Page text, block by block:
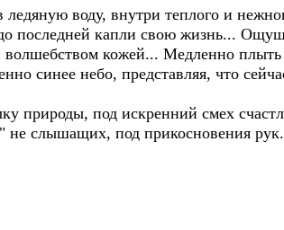
воду, внутри теплого и
последней капли свою жизнь...
кожей... Медленно
синее небо, представляя, что
природы, под искренний смех
слышащих, под прикосновения